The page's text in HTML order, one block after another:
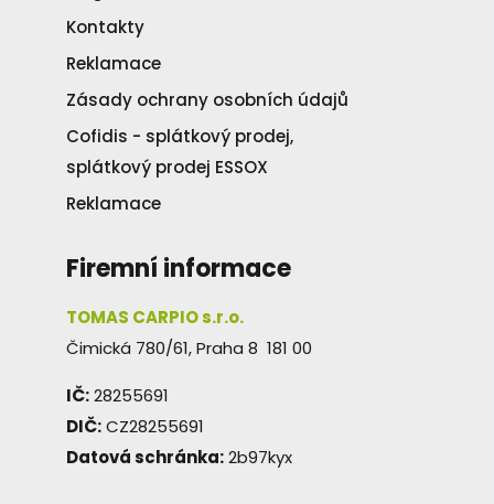
Kontakty
Reklamace
Zásady ochrany osobních údajů
Cofidis - splátkový prodej,
splátkový prodej ESSOX
Reklamace
Firemní informace
TOMAS CARPIO s.r.o.
Čimická 780/61, Praha 8 181 00
IČ:28255691
DIČ:CZ28255691
Datová schránka:2b97kyx